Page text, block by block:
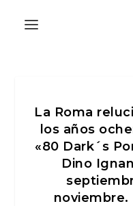
La Roma
los años
«80 Dark´s
Dino
noviembre.